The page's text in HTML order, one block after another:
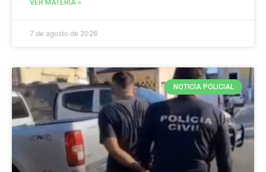
VER MATÉRIA »
7 de agosto de 2026
NOTICIA POLICIAL